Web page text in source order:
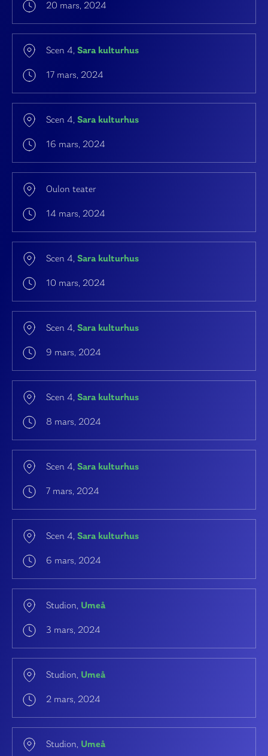
20 mars, 2024
Scen 4, Sara kulturhus
17 mars, 2024
Scen 4, Sara kulturhus
16 mars, 2024
Oulon teater
14 mars, 2024
Scen 4, Sara kulturhus
10 mars, 2024
Scen 4, Sara kulturhus
9 mars, 2024
Scen 4, Sara kulturhus
8 mars, 2024
Scen 4, Sara kulturhus
7 mars, 2024
Scen 4, Sara kulturhus
6 mars, 2024
Studion, Umeå
3 mars, 2024
Studion, Umeå
2 mars, 2024
Studion, Umeå